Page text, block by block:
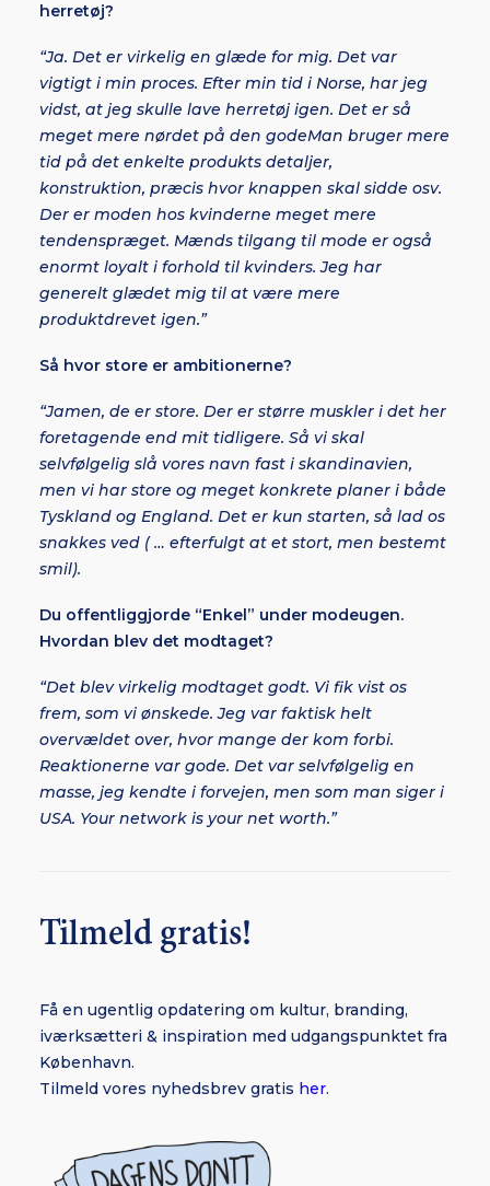
herretøj?
“Ja. Det er virkelig en glæde for mig. Det var
vigtigt i min proces. Efter min tid i Norse, har jeg
vidst, at jeg skulle lave herretøj igen. Det er så
meget mere nørdet på den godeMan bruger mere
tid på det enkelte produkts detaljer,
konstruktion, præcis hvor knappen skal sidde osv.
Der er moden hos kvinderne meget mere
tendenspræget. Mænds tilgang til mode er også
enormt loyalt i forhold til kvinders. Jeg har
generelt glædet mig til at være mere
produktdrevet igen.”
Så hvor store er ambitionerne?
“Jamen, de er store. Der er større muskler i det her
foretagende end mit tidligere. Så vi skal
selvfølgelig slå vores navn fast i skandinavien,
men vi har store og meget konkrete planer i både
Tyskland og England. Det er kun starten, så lad os
snakkes ved ( … efterfulgt at et stort, men bestemt
smil).
Du offentliggjorde “Enkel” under modeugen.
Hvordan blev det modtaget?
“Det blev virkelig modtaget godt. Vi fik vist os
frem, som vi ønskede. Jeg var faktisk helt
overvældet over, hvor mange der kom forbi.
Reaktionerne var gode. Det var selvfølgelig en
masse, jeg kendte i forvejen, men som man siger i
USA. Your network is your net worth.”
Tilmeld gratis!
Få en ugentlig opdatering om kultur, branding,
iværksætteri & inspiration med udgangspunktet fra
København.
Tilmeld vores nyhedsbrev gratis her.